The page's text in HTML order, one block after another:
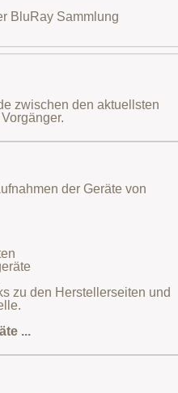
BluRay Sammlung
zwischen den aktuellsten
der Geräte von
zu den Herstellerseiten und
...